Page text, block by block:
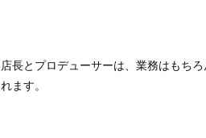
店長とプロデューサーは、業務はもち
れます。